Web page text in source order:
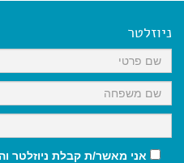
p
m
ניוזלטר
אני מאשר/ת קבלת ניוזלטר